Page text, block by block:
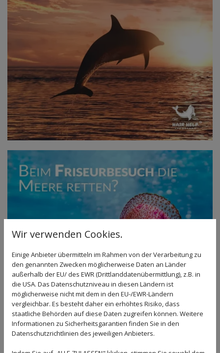
Wir verwenden Cookies.
Einige Anbieter übermitteln im Rahmen von der Verarbeitung zu
den genannten Zwecken möglicherweise Daten an Länder
außerhalb der EU/ des EWR (Drittlanddatenübermittlung), z.B. in
die USA. Das Datenschutzniveau in diesen Ländern ist
möglicherweise nicht mit dem in den EU-/EWR-Ländern
vergleichbar. Es besteht daher ein erhöhtes Risiko, dass
staatliche Behörden auf diese Daten zugreifen können. Weitere
Informationen zu Sicherheitsgarantien finden Sie in den
Datenschutzrichtlinien des jeweiligen Anbieters.